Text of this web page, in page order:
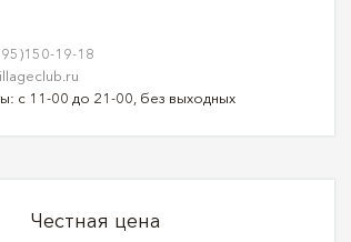
19-18
с 11-00 до 21-00, без выходных
Честная цена